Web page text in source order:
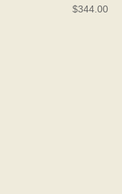
$344.00